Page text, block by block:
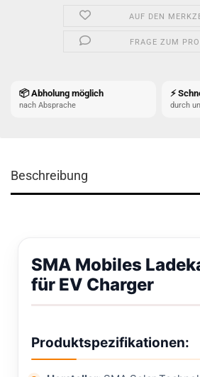
AUF DEN
FRAGE ZUM
📦 Abholung möglich
nach Absprache
⚡
durch
Beschreibung
SMA Mobiles
für EV Charger
Produktspezifikationen: